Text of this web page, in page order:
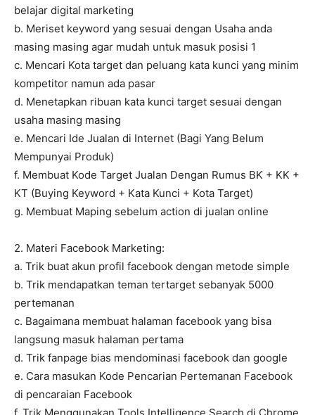
belajar digital marketing
b. Meriset keyword yang sesuai dengan Usaha anda
masing masing agar mudah untuk masuk posisi 1
c. Mencari Kota target dan peluang kata kunci yang minim
kompetitor namun ada pasar
d. Menetapkan ribuan kata kunci target sesuai dengan
usaha masing masing
e. Mencari Ide Jualan di Internet (Bagi Yang Belum
Mempunyai Produk)
f. Membuat Kode Target Jualan Dengan Rumus BK + KK +
KT (Buying Keyword + Kata Kunci + Kota Target)
g. Membuat Maping sebelum action di jualan online
2. Materi Facebook Marketing:
a. Trik buat akun profil facebook dengan metode simple
b. Trik mendapatkan teman tertarget sebanyak 5000
pertemanan
c. Bagaimana membuat halaman facebook yang bisa
langsung masuk halaman pertama
d. Trik fanpage bias mendominasi facebook dan google
e. Cara masukan Kode Pencarian Pertemanan Facebook
di pencaraian Facebook